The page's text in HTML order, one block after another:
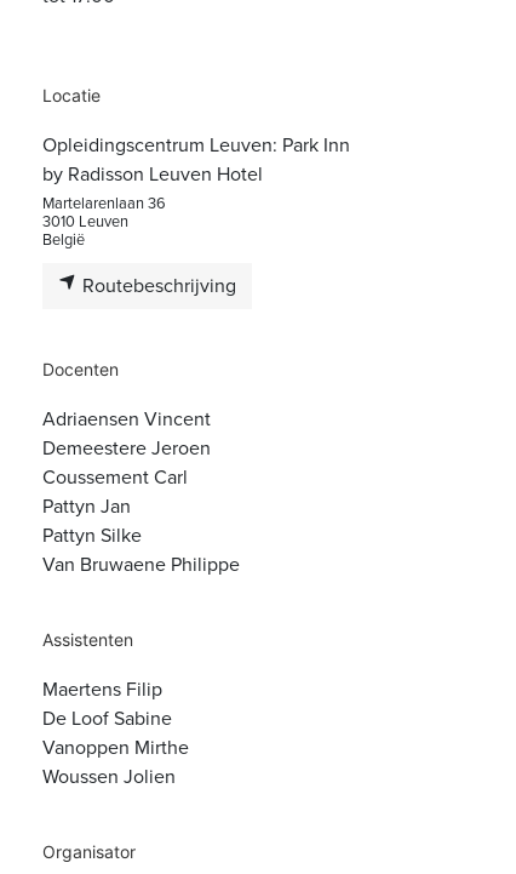
Locatie
Opleidingscentrum Leuven: Park Inn
by Radisson Leuven Hotel
Martelarenlaan 36
3010 Leuven
België
Routebeschrijving
Docenten
Adriaensen Vincent
Demeestere Jeroen
Coussement Carl
Pattyn Jan
Pattyn Silke
Van Bruwaene Philippe
Assistenten
Maertens Filip
De Loof Sabine
Vanoppen Mirthe
Woussen Jolien
Organisator